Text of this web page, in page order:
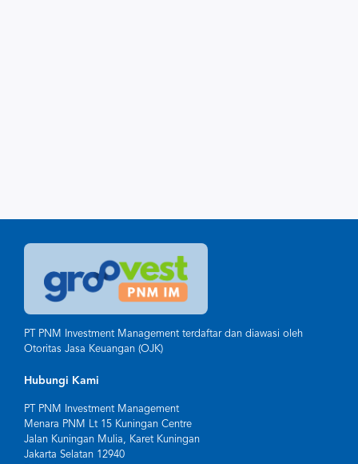
PT PNM Investment Management terdaftar dan diawasi oleh
Otoritas Jasa Keuangan (OJK)
Hubungi Kami
PT PNM Investment Management
Menara PNM Lt 15 Kuningan Centre
Jalan Kuningan Mulia, Karet Kuningan
Jakarta Selatan 12940